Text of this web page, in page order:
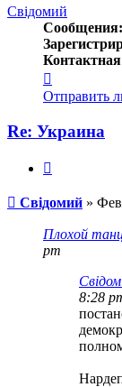
началу
Свідомий
Сообщения:
Отправить
Re: Украина
Сообщение
Свідомий »
Плохой
pm
8:28